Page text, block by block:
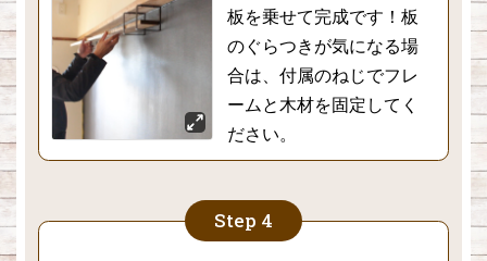
板を乗せて完成です！板
のぐらつきが気になる場
合は、付属のねじでフレ
ームと木材を固定してく
ださい。